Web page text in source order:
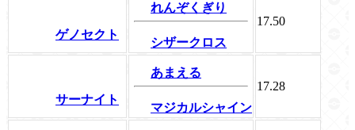
ゲノセクト
れんぞくぎり
シザークロス
17.50
サーナイト
あまえる
マジカルシャイン
17.28